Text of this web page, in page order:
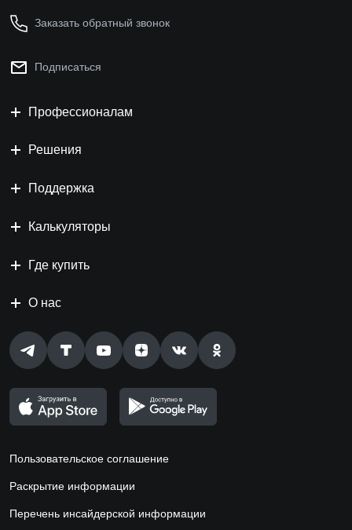
Заказать обратный звонок
Подписаться
Профессионалам
Решения
Поддержка
Калькуляторы
Где купить
О нас
Пользовательское соглашение
Раскрытие информации
Перечень инсайдерской информации